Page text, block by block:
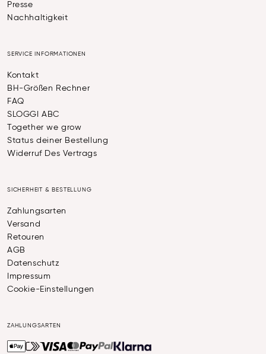
Presse
Nachhaltigkeit
SERVICE INFORMATIONEN
Kontakt
BH-Größen Rechner
FAQ
SLOGGI ABC
Together we grow
Status deiner Bestellung
Widerruf Des Vertrags
SICHERHEIT & BESTELLUNG
Zahlungsarten
Versand
Retouren
AGB
Datenschutz
Impressum
Cookie-Einstellungen
ZAHLUNGSARTEN